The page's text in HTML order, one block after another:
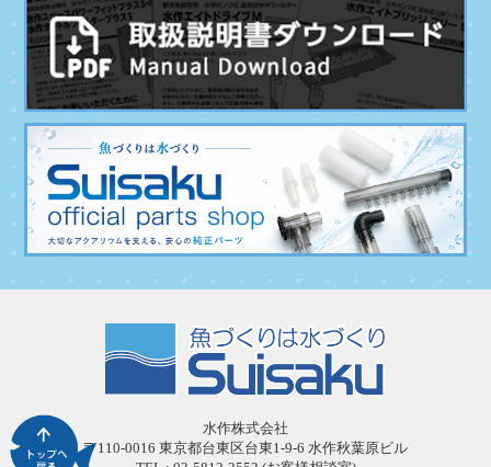
水作株式会社
〒110-0016 東京都台東区台東1-9-6 水作秋葉原ビル